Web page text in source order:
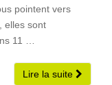
pointent vers
elles sont
11 …
Lire la suite